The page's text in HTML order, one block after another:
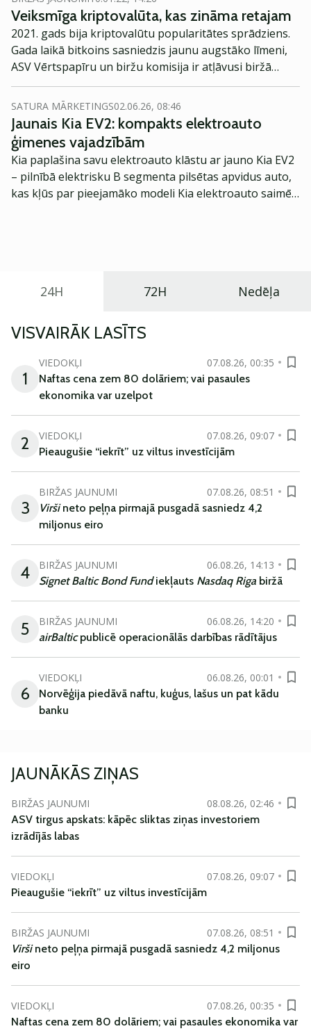
Veiksmīga kriptovalūta, kas zināma retajam
2021. gads bija kriptovalūtu popularitātes sprādziens.
Gada laikā bitkoins sasniedzis jaunu augstāko līmeni,
ASV Vērtspapīru un biržu komisija ir atļāvusi biržā
tirgotu Bitcoin fondu, un Salvadora ir ieviesusi BTC kā
likumīgu maksāšanas līdzekli. Arī Solana blokķēdes
sistēma ir piedzīvojusi līdzīgu iespaidīgu attīstību gan
no novatoru, gan investoru puses.
SATURA MĀRKETINGS02.06.26, 08:46
Jaunais Kia EV2: kompakts elektroauto
ģimenes vajadzībām
Kia paplašina savu elektroauto klāstu ar jauno Kia EV2
– pilnībā elektrisku B segmenta pilsētas apvidus auto,
kas kļūs par pieejamāko modeli Kia elektroauto saimē
24H 72H Nedēļa
VISVAIRĀK LASĪTS
1
VIEDOKĻI
07.08.26, 00:35
Naftas cena zem 80 dolāriem; vai pasaules
ekonomika var uzelpot
2 VIEDOKĻI
07.08.26, 09:07
Pieaugušie “iekrīt” uz viltus investīcijām
3
BIRŽAS JAUNUMI
07.08.26, 08:51
Viršineto peļņa pirmajā pusgadā sasniedz 4,2
miljonus eiro
4 BIRŽAS JAUNUMI
06.08.26, 14:13
Signet Baltic Bond Fundiekļauts Nasdaq Riga biržā
5 BIRŽAS JAUNUMI
06.08.26, 14:20
airBalticpublicē operacionālās darbības rādītājus
6
VIEDOKĻI
06.08.26, 00:01
Norvēģija piedāvā naftu, kuģus, lašus un pat kādu
banku
JAUNĀKĀS ZIŅAS
BIRŽAS JAUNUMI
08.08.26, 02:46
ASV tirgus apskats: kāpēc sliktas ziņas investoriem
izrādījās labas
VIEDOKĻI
07.08.26, 09:07
Pieaugušie “iekrīt” uz viltus investīcijām
BIRŽAS JAUNUMI
07.08.26, 08:51
Viršineto peļņa pirmajā pusgadā sasniedz 4,2 miljonus
eiro
VIEDOKĻI
07.08.26, 00:35
Naftas cena zem 80 dolāriem; vai pasaules ekonomika var